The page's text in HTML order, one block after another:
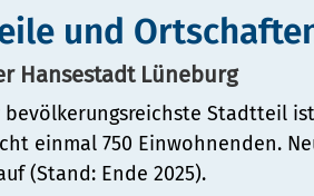
und
Hansestadt Lüneburg
Stadtteil
einmal 750 Einwohnenden.
(Stand: Ende 2025).